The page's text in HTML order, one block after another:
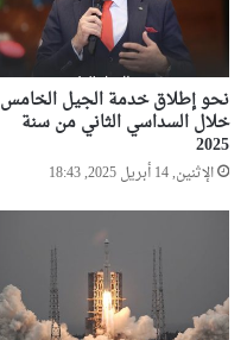
نحو إطلاق خدمة الجيل الخامس
خلال السداسي الثاني من سنة
2025
الإثنين, 14 أبريل 2025, 18:43